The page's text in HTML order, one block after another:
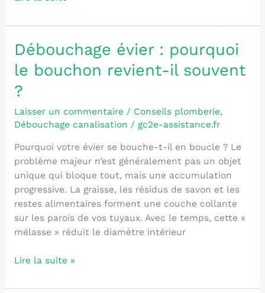
Débouchage évier : pourquoi
le bouchon revient-il souvent
?
Laisser un commentaire / Conseils plomberie,
Débouchage canalisation / gc2e-assistance.fr
Pourquoi votre évier se bouche-t-il en boucle ? Le
problème majeur n’est généralement pas un objet
unique qui bloque tout, mais une accumulation
progressive. La graisse, les résidus de savon et les
restes alimentaires forment une couche collante
sur les parois de vos tuyaux. Avec le temps, cette «
mélasse » réduit le diamètre intérieur
Débouchage
:
pourquoi
bouchon
revient-
il
souvent
?
Lire la suite »